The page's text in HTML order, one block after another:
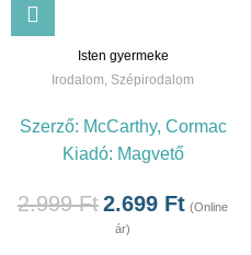
Isten gyermeke
Irodalom Szépirodalom
Szerző: McCarthy, Cormac
Kiadó: Magvető
2.999Ft2.699 Ft (Online
ár)